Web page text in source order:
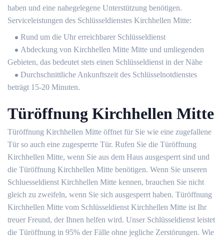
haben und eine nahegelegene Unterstützung benötigen.
Serviceleistungen des Schlüsseldienstes Kirchhellen Mitte:
Rund um die Uhr erreichbarer Schlüsseldienst
Abdeckung von Kirchhellen Mitte Mitte und umliegenden
Gebieten, das bedeutet stets einen Schlüsseldienst in der Nähe
Durchschnittliche Ankunftszeit des Schlüsselnotdienstes
beträgt 15-20 Minuten.
Türöffnung Kirchhellen Mitte
Türöffnung Kirchhellen Mitte öffnet für Sie wie eine zugefallene
Tür so auch eine zugesperrte Tür. Rufen Sie die Türöffnung
Kirchhellen Mitte, wenn Sie aus dem Haus ausgesperrt sind und
die Türöffnung Kirchhellen Mitte benötigen. Wenn Sie unseren
Schluesseldienst Kirchhellen Mitte kennen, brauchen Sie nicht
gleich zu zweifeln, wenn Sie sich ausgesperrt haben. Türöffnung
Kirchhellen Mitte vom Schlüsseldienst Kirchhellen Mitte ist Ihr
treuer Freund, der Ihnen helfen wird. Unser Schlüsseldienst leistet
die Türöffnung in 95% der Fälle ohne jegliche Zerstörungen. Wie